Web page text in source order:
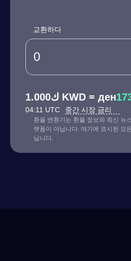
교환하다
ك1.000 KWD = ден
04:11 UTC 중간 시장 금리
환율 변환기는 환율 정보와 최신 뉴
랫폼이 아닙니다. 여기에 표시된 모
닙니다.